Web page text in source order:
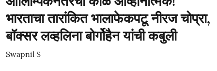
भारताचा तारांकित भालाफेकपटू नीरज चोप्रा,
बॉक्सर लव्हलिना बोर्गोहैन यांची कबुली
Swapnil S